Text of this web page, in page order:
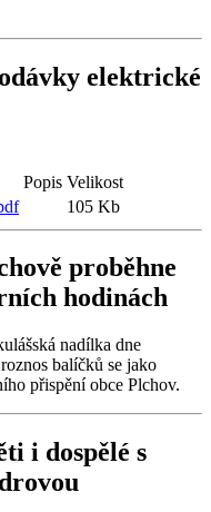
elektrické
Popis Velikost
105 Kb
proběhne
hodinách
nadílka dne
balíčků se jako
přispění obce Plchov.
i dospělé s